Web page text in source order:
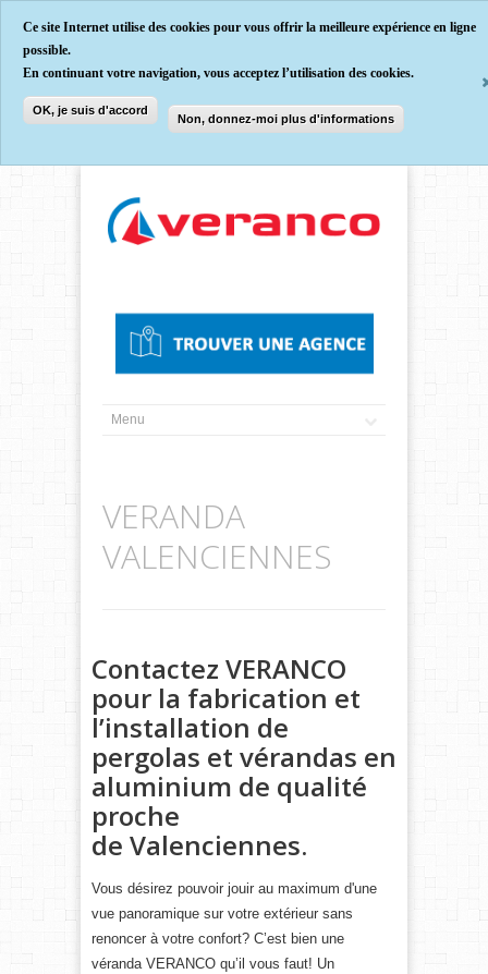
Ce site Internet utilise des cookies pour vous offrir la meilleure expérience en ligne
possible.
En continuant votre navigation, vous acceptez l’utilisation des cookies.
OK, je suis d'accord
Non, donnez-moi plus d'informations
VERANDA
VALENCIENNES
Contactez VERANCO
pour la fabrication et
l’installation de
pergolas et vérandas en
aluminium de qualité
proche
de Valenciennes.
Vous désirez pouvoir jouir au maximum d'une
vue panoramique sur votre extérieur sans
renoncer à votre confort? C’est bien une
véranda VERANCO qu’il vous faut! Un